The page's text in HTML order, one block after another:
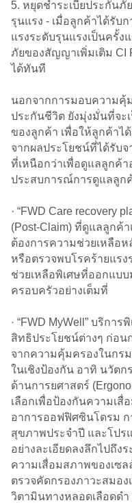
5. หยุดชำระเบี้ยประกันภั
รุนแรง - เมื่อลูกค้าได้รับ
แรงระดับรุนแรงเป็นครั้ง
ภัยของสัญญาเพิ่มเติม CI
ได้ทันที
นอกจากการมอบความคุ้
ประกันชีวิต ยังมุ่งมั่นที่จะ
ของลูกค้า เพื่อให้ลูกค้าไ
จากผลประโยชน์ที่ได้รับ
ที่เหนือกว่าเพื่อดูแลลูกค้า
ประสบการณ์การดูแลลูก
· “FWD Care recovery
(Post-Claim) ที่ดูแลลูกค้
ต้องการความช่วยเหลือ
หรือตรวจพบโรคร้ายแรง
ช่วยเหลือพิเศษที่ออกแบ
ครอบครัวอย่างเต็มที่
· “FWD MyWell” บริก
สิทธิประโยชน์ต่างๆ ก่อน
จากความคุ้มครองในกร
ในเชิงป้องกัน อาทิ นวัต
ด้านการยศาสตร์
เลือกเพื่อป้องกันความเสื่
อาการออฟฟิศซินโดรม ก
สุขภาพประจำปี และโปร
อย่างละเอียดลงลึกไปถึง
ความเสื่อมสภาพของเซล
ตรวจคัดกรองภาวะสมอง
วิตามินทางหลอดเลือดด